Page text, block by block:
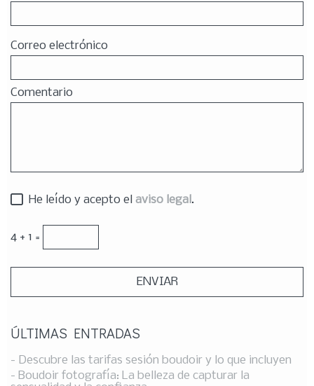
Correo electrónico
Comentario
He leído y acepto el aviso legal.
4 + 1 =
ÚLTIMAS ENTRADAS
- Descubre las tarifas sesión boudoir y lo que incluyen
- Boudoir fotografía: La belleza de capturar la